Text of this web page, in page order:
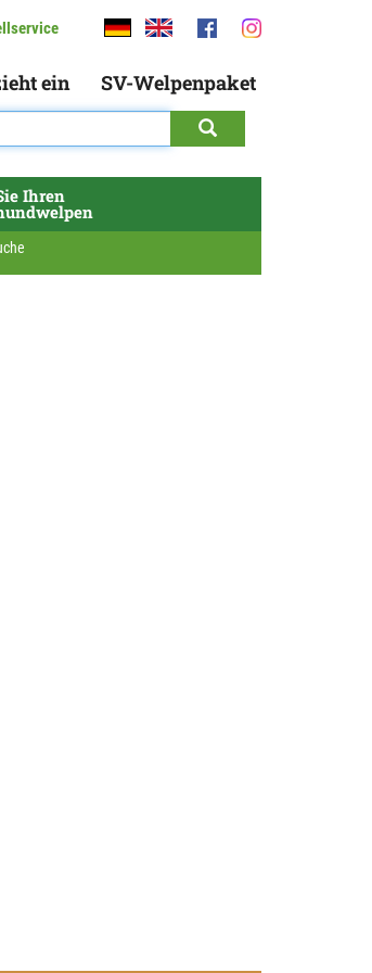
ein SV-Welpenpaket
Ihren